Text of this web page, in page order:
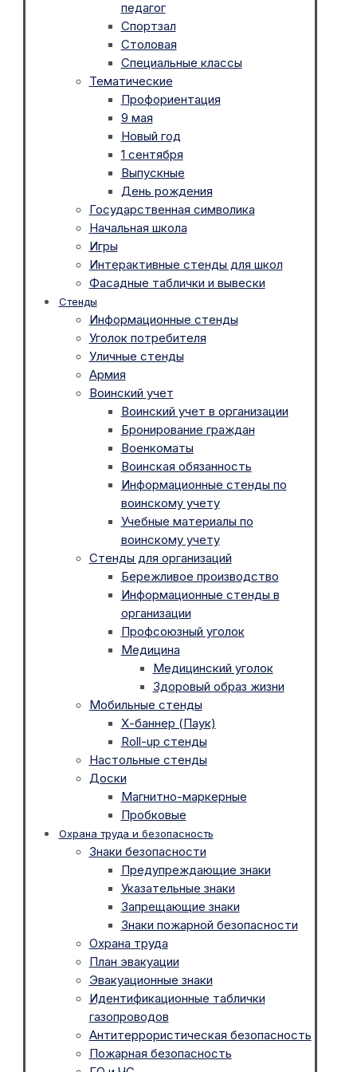
педагог
Спортзал
Столовая
Специальные классы
Тематические
Профориентация
9 мая
Новый год
1 сентября
Выпускные
День рождения
Государственная символика
Начальная школа
Игры
Интерактивные стенды для школ
Фасадные таблички и вывески
Стенды
Информационные стенды
Уголок потребителя
Уличные стенды
Армия
Воинский учет
Воинский учет в организации
Бронирование граждан
Военкоматы
Воинская обязанность
Информационные стенды по
воинскому учету
Учебные материалы по
воинскому учету
Стенды для организаций
Бережливое производство
Информационные стенды в
организации
Профсоюзный уголок
Медицина
Медицинский уголок
Здоровый образ жизни
Мобильные стенды
Х-баннер (Паук)
Roll-up стенды
Настольные стенды
Доски
Магнитно-маркерные
Пробковые
Охрана труда и безопасность
Знаки безопасности
Предупреждающие знаки
Указательные знаки
Запрещающие знаки
Знаки пожарной безопасности
Охрана труда
План эвакуации
Эвакуационные знаки
Идентификационные таблички
газопроводов
Антитеррористическая безопасность
Пожарная безопасность